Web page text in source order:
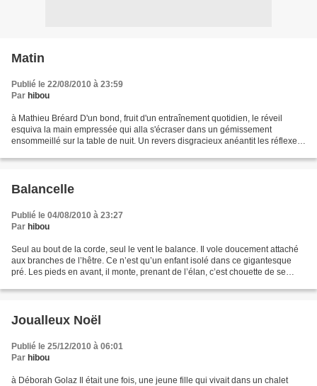
Matin
Publié le 22/08/2010 à 23:59
Par hibou
à Mathieu Bréard D'un bond, fruit d'un entraînement quotidien, le réveil
esquiva la main empressée qui alla s'écraser dans un gémissement
ensommeillé sur la table de nuit. Un revers disgracieux anéantit les réflexes
Balancelle
Publié le 04/08/2010 à 23:27
Par hibou
Seul au bout de la corde, seul le vent le balance. Il vole doucement attaché
aux branches de l’hêtre. Ce n’est qu’un enfant isolé dans ce gigantesque
pré. Les pieds en avant, il monte, prenant de l’élan, c’est chouette de se
Joualleux Noël
Publié le 25/12/2010 à 06:01
Par hibou
à Déborah Golaz Il était une fois, une jeune fille qui vivait dans un chalet